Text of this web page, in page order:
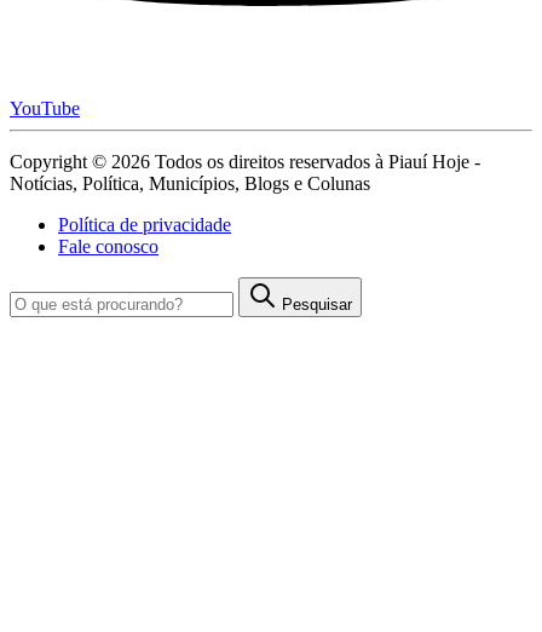
YouTube
Copyright © 2026 Todos os direitos reservados à Piauí Hoje -
Notícias, Política, Municípios, Blogs e Colunas
Política de privacidade
Fale conosco
Pesquisar